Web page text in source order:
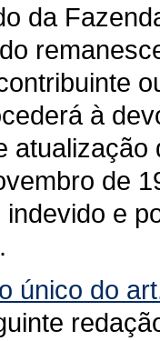
da
à
de
e
único do